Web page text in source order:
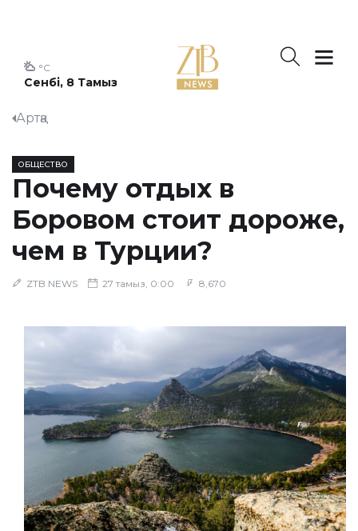
Сенбі, 8 Тамыз
°C
Артқа
ОБЩЕСТВО
Почему отдых в
Боровом стоит дороже,
чем в Турции?
ZTB NEWS 27 тамыз, 0:00 8,670